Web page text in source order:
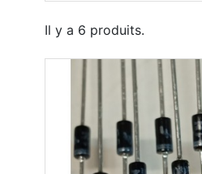
Il y a 6 produits.